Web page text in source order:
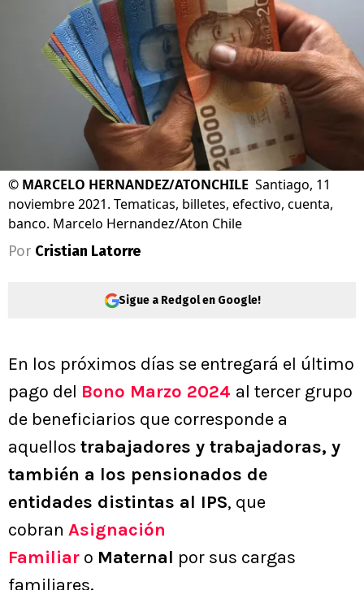
© MARCELO HERNANDEZ/ATONCHILE Santiago, 11
noviembre 2021. Tematicas, billetes, efectivo, cuenta,
banco. Marcelo Hernandez/Aton Chile
Por Cristian Latorre
Sigue a Redgol en Google!
En los próximos días se entregará el último
pago del Bono Marzo 2024 al tercer grupo
de beneficiarios que corresponde a
aquellos trabajadores y trabajadoras, y
también a los pensionados de
entidades distintas al IPS, que
cobran Asignación
Familiar o Maternal por sus cargas
familiares.